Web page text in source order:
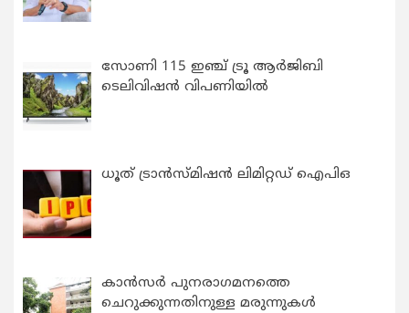
സോണി 115 ഇഞ്ച് ട്രൂ ആർജിബി
ടെലിവിഷൻ വിപണിയിൽ
ധൂത് ട്രാൻസ്മിഷൻ ലിമിറ്റഡ് ഐപിഒ
കാന്‍സര്‍ പുനരാഗമനത്തെ
ചെറുക്കുന്നതിനുള്ള മരുന്നുകള്‍